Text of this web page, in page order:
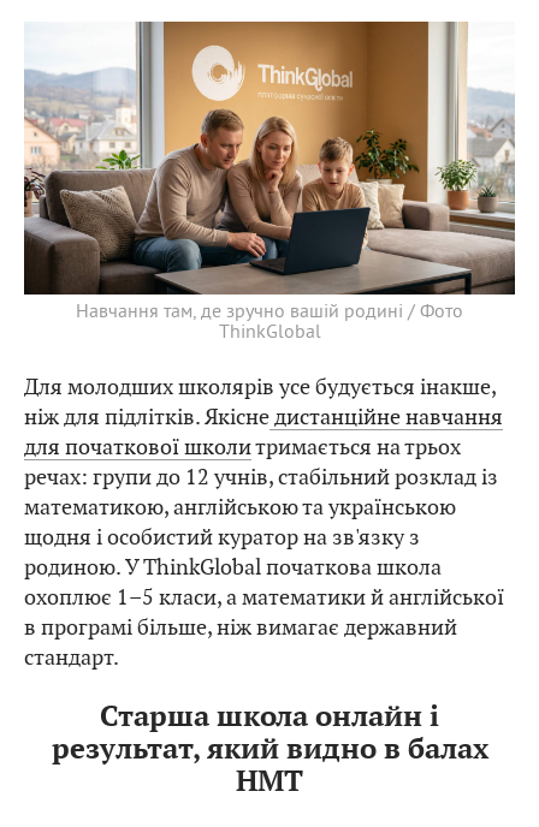
Навчання там, де зручно вашій родині / Фото
ThinkGlobal
Для молодших школярів усе будується інакше,
ніж для підлітків. Якіснедистанційне навчання
для початкової школитримається на трьох
речах: групи до 12 учнів, стабільний розклад із
математикою, англійською та українською
щодня і особистий куратор на зв'язку з
родиною. У ThinkGlobal початкова школа
охоплює 1–5 класи, а математики й англійської
в програмі більше, ніж вимагає державний
стандарт.
Старша школа онлайн і
результат, який видно в балах
НМТ